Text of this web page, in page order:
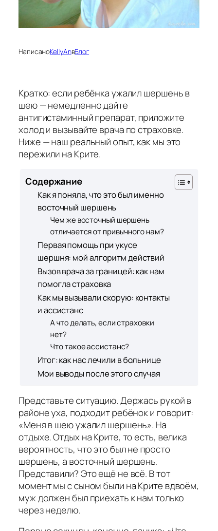
НаписаноKellyAnвБлог
Кратко: если ребёнка ужалил шершень в
шею — немедленно дайте
антигистаминный препарат, приложите
холод и вызывайте врача по страховке.
Ниже — наш реальный опыт, как мы это
пережили на Крите.
Содержание
Как я поняла, что это был именно
восточный шершень
Чем же восточный шершень
отличается от привычного нам?
Первая помощь при укусе
шершня: мой алгоритм действий
Вызов врача за границей: как нам
помогла страховка
Как мы вызывали скорую: контакты
и ассистанс
А что делать, если страховки
нет?
Что такое ассистанс?
Итог: как нас лечили в больнице
Мои выводы после этого случая
Представьте ситуацию. Держась рукой в
районе уха, подходит ребёнок и говорит:
«Меня в шею ужалил шершень». На
отдыхе. Отдых на Крите, то есть, велика
вероятность, что это был не просто
шершень, а восточный шершень.
Представили? Это ещё не всё. В тот
момент мы с сыном были на Крите вдвоём,
муж должен был приехать к нам только
через неделю.